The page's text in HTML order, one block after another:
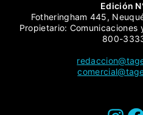
Edición
Fotheringham 445,
Propietario: Comunicaciones
800-